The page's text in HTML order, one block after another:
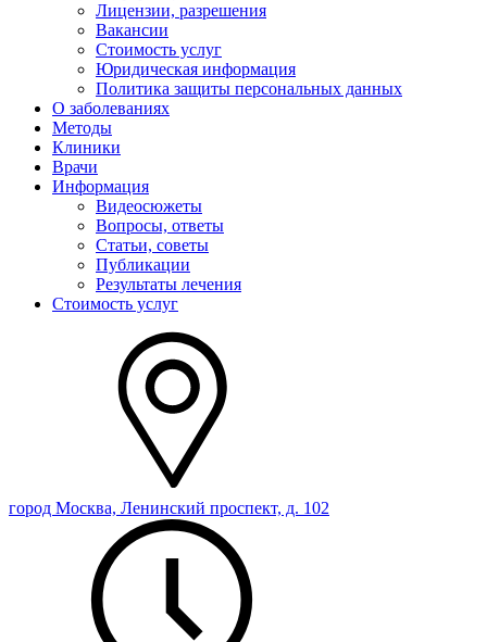
Лицензии, разрешения
Вакансии
Стоимость услуг
Юридическая информация
Политика защиты персональных данных
О заболеваниях
Методы
Клиники
Врачи
Информация
Видеосюжеты
Вопросы, ответы
Статьи, советы
Публикации
Результаты лечения
Стоимость услуг
город Москва, Ленинский проспект, д. 102